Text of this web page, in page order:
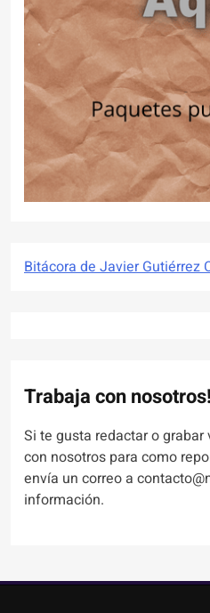
Bitácora de Javier Gutiérrez
Trabaja con nosotros!
Si te gusta redactar o
con nosotros para como
envía un correo a
información.